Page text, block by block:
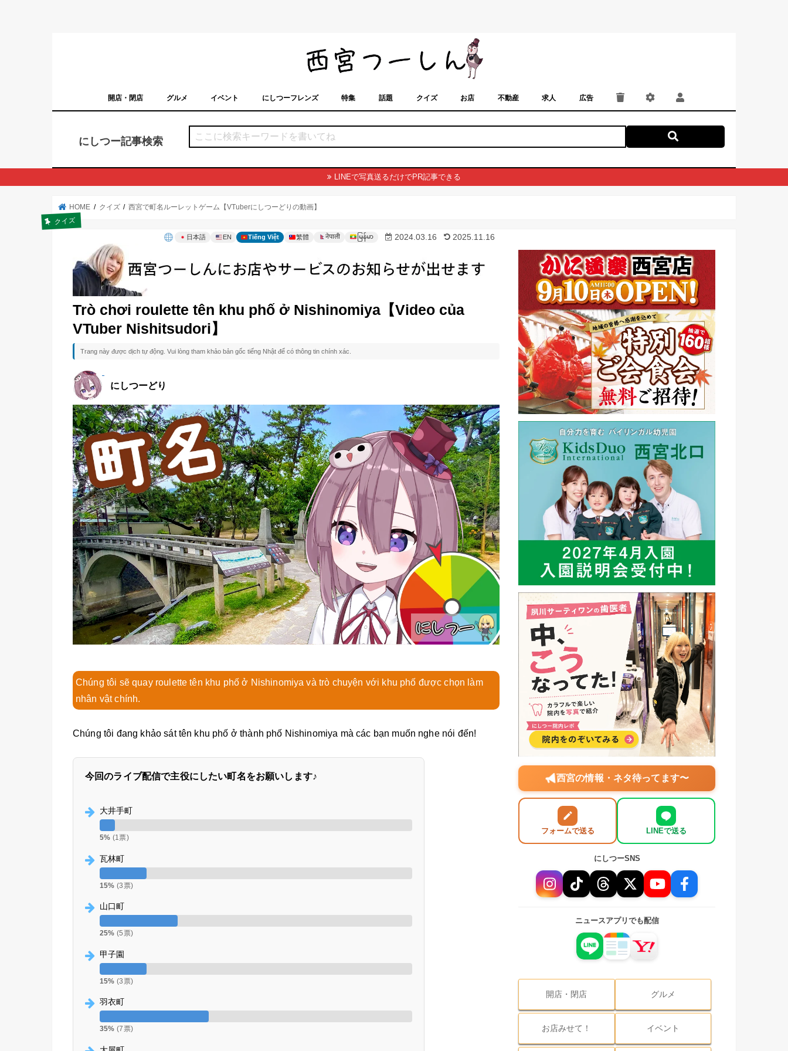
開店・閉店 グルメ イベント にしつーフレンズ 特集 話題 クイズ お店 不動産 求人 広告
にしつー記事検索
LINEで写真送るだけでPR記事できる
HOME クイズ 西宮で町名ルーレットゲーム【VTuberにしつーどりの動画】
クイズ
日本語 EN Tiếng Việt 繁體 नेपाली မြန်မာ 2024.03.16 2025.11.16
Trò chơi roulette tên khu phố ở Nishinomiya【Video của
VTuber Nishitsudori】
Trang này được dịch tự động. Vui lòng tham khảo bản gốc tiếng Nhật để có thông tin chính xác.
にしつーどり
Chúng tôi sẽ quay roulette tên khu phố ở Nishinomiya và trò chuyện với khu phố được chọn làm
nhân vật chính.
Chúng tôi đang khảo sát tên khu phố ở thành phố Nishinomiya mà các bạn muốn nghe nói đến!
今回のライブ配信で主役にしたい町名をお願いします♪
大井手町
5% (1票)
瓦林町
15% (3票)
山口町
25% (5票)
甲子園
15% (3票)
羽衣町
35% (7票)
西宮の情報・ネタ待ってます〜
フォームで送る LINEで送る
にしつーSNS
ニュースアプリでも配信
開店・閉店 グルメ
お店みせて！ イベント